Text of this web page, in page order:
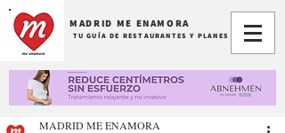
MADRID ME ENAMORA
TU GUÍA DE RESTAURANTES Y PLANES
MADRID ME ENAMORA